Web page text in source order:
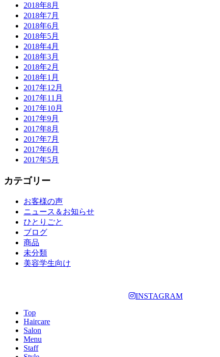
2018年8月
2018年7月
2018年6月
2018年5月
2018年4月
2018年3月
2018年2月
2018年1月
2017年12月
2017年11月
2017年10月
2017年9月
2017年8月
2017年7月
2017年6月
2017年5月
カテゴリー
お客様の声
ニュース＆お知らせ
ひとりごと
ブログ
商品
未分類
美容学生向け
INSTAGRAM
Top
Haircare
Salon
Menu
Staff